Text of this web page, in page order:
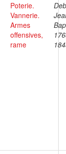
Poterie.
Vannerie.
Armes
offensives,
rame